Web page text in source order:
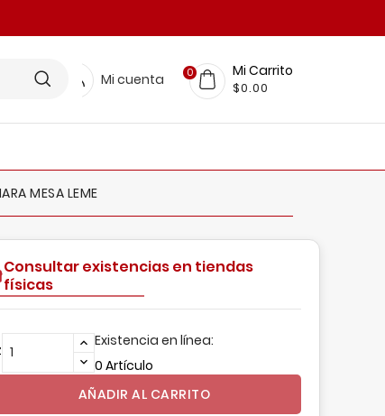
Mi cuenta Mi Carrito
0
$0.00
MESA LEME
Consultar existencias en tiendas
físicas
Existencia en línea:
0 Artículo
AÑADIR AL CARRITO